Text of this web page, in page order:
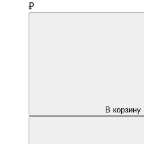
₽
В корзину